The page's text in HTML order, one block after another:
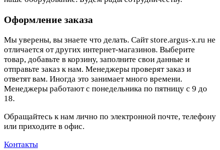
Оформление заказа
Мы уверены, вы знаете что делать. Сайт store.argus-x.ru не
отличается от других интернет-магазинов. Выберите
товар, добавьте в корзину, заполните свои данные и
отправьте заказ к нам. Менеджеры проверят заказ и
ответят вам. Иногда это занимает много времени.
Менеджеры работают с понедельника по пятницу с 9 до
18.
Обращайтесь к нам лично по электронной почте, телефону
или приходите в офис.
Контакты